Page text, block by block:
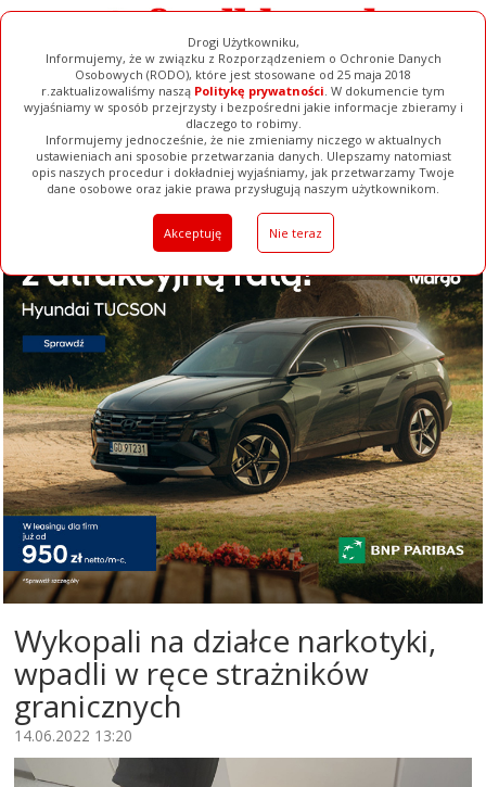
Drogi Użytkowniku,
Informujemy, że w związku z Rozporządzeniem o Ochronie Danych
Osobowych (RODO), które jest stosowane od 25 maja 2018
r.zaktualizowaliśmy naszą Politykę prywatności. W dokumencie tym
wyjaśniamy w sposób przejrzysty i bezpośredni jakie informacje zbieramy i
dlaczego to robimy.
Informujemy jednocześnie, że nie zmieniamy niczego w aktualnych
ustawieniach ani sposobie przetwarzania danych. Ulepszamy natomiast
opis naszych procedur i dokładniej wyjaśniamy, jak przetwarzamy Twoje
dane osobowe oraz jakie prawa przysługują naszym użytkownikom.
Akceptuję Nie teraz
Ogłoszenia Filmy Galerie Baza Firm Pełna Wersja
Wykopali na działce narkotyki,
wpadli w ręce strażników
granicznych
14.06.2022 13:20